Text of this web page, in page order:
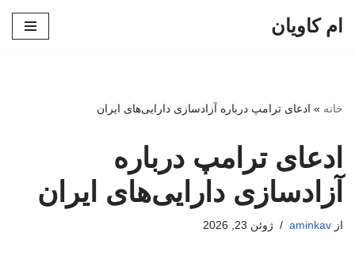
ام کاویان
خانه » ادعای ترامپ درباره آزادسازی دارایی‌های ایران
ادعای ترامپ درباره
آزادسازی دارایی‌های ایران
از aminkav ژوئن 23, 2026